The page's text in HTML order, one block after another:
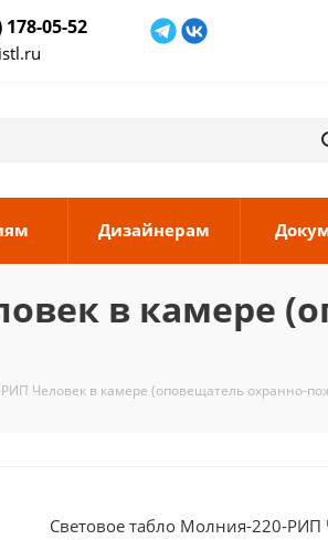
178-05-52
Дизайнерам
в камере
Человек в камере (оповещатель охранно-
Световое табло Молния-220-